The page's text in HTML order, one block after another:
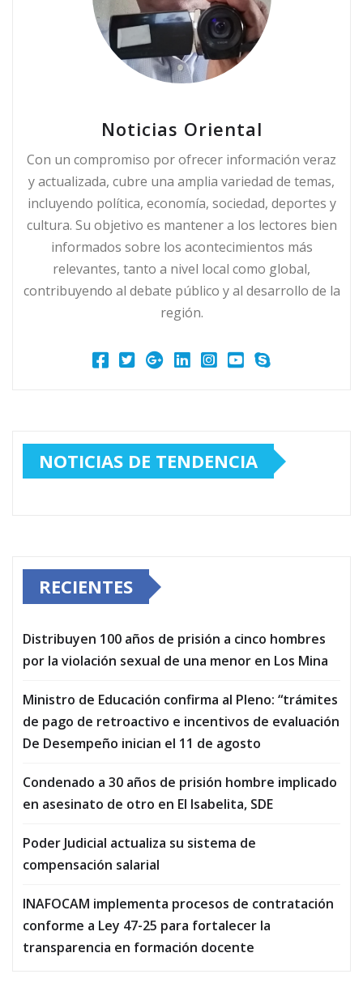
Noticias Oriental
Con un compromiso por ofrecer información veraz
y actualizada, cubre una amplia variedad de temas,
incluyendo política, economía, sociedad, deportes y
cultura. Su objetivo es mantener a los lectores bien
informados sobre los acontecimientos más
relevantes, tanto a nivel local como global,
contribuyendo al debate público y al desarrollo de la
región.
NOTICIAS DE TENDENCIA
RECIENTES
Distribuyen 100 años de prisión a cinco hombres
por la violación sexual de una menor en Los Mina
Ministro de Educación confirma al Pleno: “trámites
de pago de retroactivo e incentivos de evaluación
De Desempeño inician el 11 de agosto
Condenado a 30 años de prisión hombre implicado
en asesinato de otro en El Isabelita, SDE
Poder Judicial actualiza su sistema de
compensación salarial
INAFOCAM implementa procesos de contratación
conforme a Ley 47-25 para fortalecer la
transparencia en formación docente